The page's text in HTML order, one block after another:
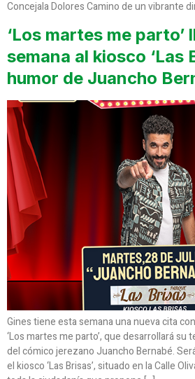
Concejala Dolores Camino de un vibrante
‘Los martes me parto’
semana al kiosco ‘Las
humor de Juancho
Gines tiene esta semana una nueva cita
‘Los martes me parto’, que desarrollará su
del cómico jerezano Juancho Bernabé.
el kiosco ‘Las Brisas’, situado en la Calle